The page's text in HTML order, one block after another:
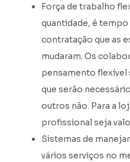
Força de trabalho
quantidade, é tempo
contratação que as
mudaram. Os
pensamento
que serão
outros não. Para a
profissional seja
Sistemas de
vários serviços no